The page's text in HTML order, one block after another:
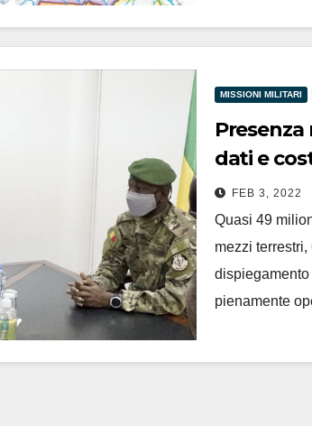
MISSIONI MILITARI
dati e
FEB 3, 2022
Quasi 49
mezzi
pienamente